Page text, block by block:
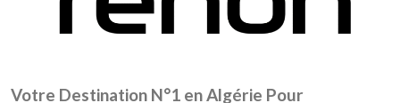
Votre Destination N°1 en Algérie Pour